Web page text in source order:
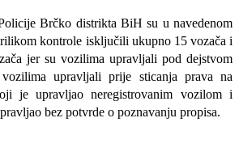
Brčko distrikta BiH su u navedenom
kontrole isključili ukupno 15 vozača i
jer su vozilima upravljali pod dejstvom
upravljali prije sticanja prava na
je upravljao neregistrovanim vozilom i
bez potvrde o poznavanju propisa.